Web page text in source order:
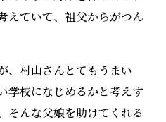
えていて、祖父からがつん
、村山さんとてもうまい
学校になじめるかと考えす
そんな父娘を助けてくれる